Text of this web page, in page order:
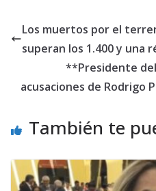
Los muertos por el
superan los 1.400 y una
**Presidente
acusaciones de Rodrigo
También te